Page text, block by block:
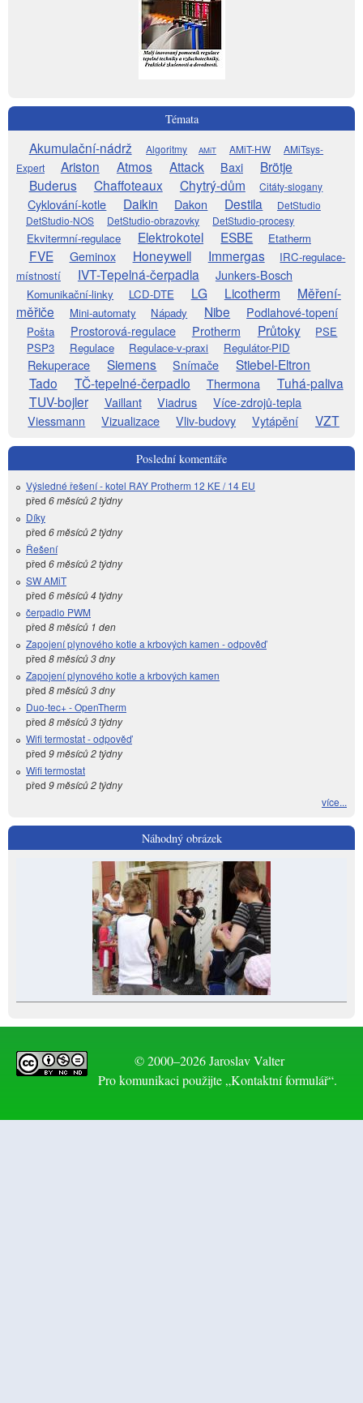
Témata
Akumulační-nádrž Algoritmy AMiT AMiT-HW
AMiTsys-
Expert
Ariston Atmos Attack Baxi
Brötje
Buderus
Chaffoteaux Chytrý-dům Citáty-slogany
Cyklování-kotle Daikin Dakon Destila
DetStudio
DetStudio-NOS
DetStudio-obrazovky DetStudio-procesy
Ekvitermní-regulace Elektrokotel ESBE Etatherm
FVE Geminox Honeywell Immergas
IRC-regulace-
místností
IVT-Tepelná-čerpadla Junkers-Bosch
Komunikační-linky LCD-DTE LG Licotherm
Měření-
měřiče
Mini-automaty Nápady Nibe Podlahové-topení
Pošta Prostorová-regulace Protherm Průtoky
PSE
PSP3
Regulace Regulace-v-praxi Regulátor-PID
Rekuperace Siemens Snímače
Stiebel-Eltron
Tado
TČ-tepelné-čerpadlo Thermona
Tuhá-paliva
TUV-bojler
Vaillant Viadrus
Více-zdrojů-tepla
Viessmann
Vizualizace Vliv-budovy Vytápění VZT
Poslední komentáře
Výsledné řešení - kotel RAY Protherm 12 KE / 14 EU
před 6 měsíců 2 týdny
Díky
před 6 měsíců 2 týdny
Řešení
před 6 měsíců 2 týdny
SW AMiT
před 6 měsíců 4 týdny
čerpadlo PWM
před 8 měsíců 1 den
Zapojení plynového kotle a krbových kamen - odpověď
před 8 měsíců 3 dny
Zapojení plynového kotle a krbových kamen
před 8 měsíců 3 dny
Duo-tec+ - OpenTherm
před 8 měsíců 3 týdny
Wifi termostat - odpověď
před 9 měsíců 2 týdny
Wifi termostat
před 9 měsíců 2 týdny
více...
Náhodný obrázek
© 2000–2026 Jaroslav Valter
Pro komunikaci použijte „Kontaktní formulář“.